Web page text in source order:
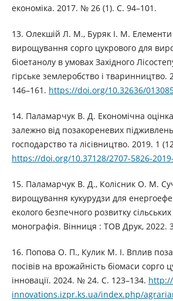
економіка. 2017. № 26 (1). С. 94–101.
13. Олекшій Л. М., Буряк І. М. Елементи
вирощування сорго цукрового для
біоетанолу в умовах Західного
гірське землеробство і тваринництво.
146–161. https://doi.org/10.32636/
14. Паламарчук В. Д. Економічна оцінка
залежно від позакореневих
господарство та лісівництво. 2019. 1
https://doi.org/10.37128/2707-5826-
15. Паламарчук В. Д., Колісник О. М.
вирощування кукурудзи для
еколого безпечного розвитку
монографія. Вінниця : ТОВ Друк, 2022.
16. Попова О. П., Кулик М. І. Вплив
посівів на врожайність біомаси сорго
інновації. 2024. № 24. С. 123–134.
innovations.izpr.ks.ua/index.php/